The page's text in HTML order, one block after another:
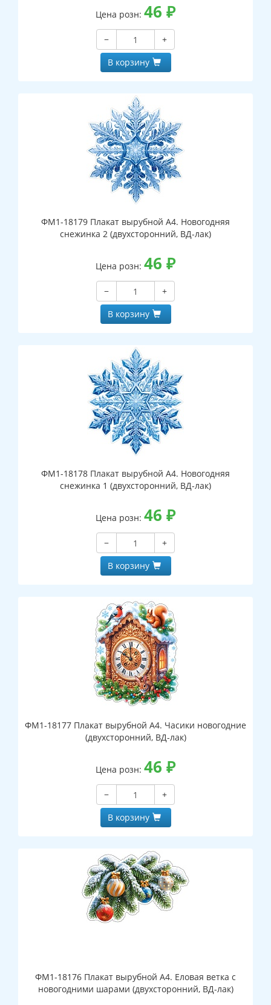
Цена розн: 46 ₽
−
+
В корзину
ФМ1-18179 Плакат вырубной А4. Новогодняя
снежинка 2 (двухсторонний, ВД-лак)
Цена розн: 46 ₽
−
+
В корзину
ФМ1-18178 Плакат вырубной А4. Новогодняя
снежинка 1 (двухсторонний, ВД-лак)
Цена розн: 46 ₽
−
+
В корзину
ФМ1-18177 Плакат вырубной А4. Часики новогодние
(двухсторонний, ВД-лак)
Цена розн: 46 ₽
−
+
В корзину
ФМ1-18176 Плакат вырубной А4. Еловая ветка с
новогодними шарами (двухсторонний, ВД-лак)